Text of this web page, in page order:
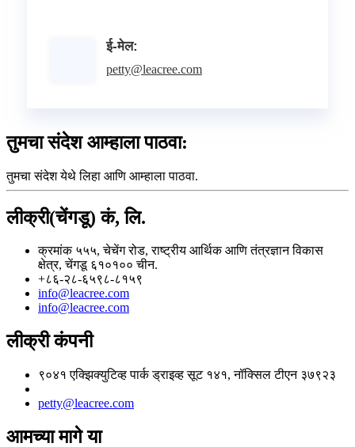
ई-मेल:
petty@leacree.com
तुमचा संदेश आम्हाला पाठवा:
तुमचा संदेश येथे लिहा आणि आम्हाला पाठवा.
लीक्री(चेंगडू) कं, लि.
क्रमांक ५५५, चेचेंग रोड, राष्ट्रीय आर्थिक आणि तंत्रज्ञान विकास
क्षेत्र, चेंगडू ६१०१०० चीन.
+८६-२८-६५९८-८१५९
info@leacree.com
info@leacree.com
लीक्री कंपनी
९०४१ एक्झिक्युटिव्ह पार्क ड्राइव्ह सूट १४१, नॉक्सिल टीएन ३७९२३
petty@leacree.com
आमच्या मागे या